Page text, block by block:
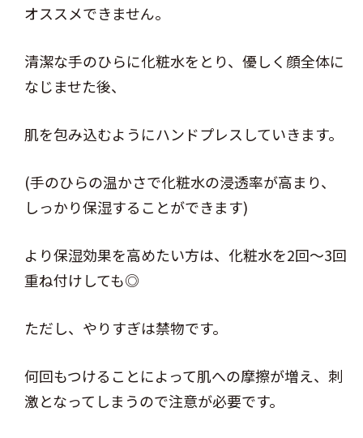
オススメできません。
清潔な手のひらに化粧水をとり、優しく顔全体に
なじませた後、
肌を包み込むようにハンドプレスしていきます。
(手のひらの温かさで化粧水の浸透率が高まり、
しっかり保湿することができます)
より保湿効果を高めたい方は、化粧水を2回～3回
重ね付けしても◎
ただし、やりすぎは禁物です。
何回もつけることによって肌への摩擦が増え、刺
激となってしまうので注意が必要です。